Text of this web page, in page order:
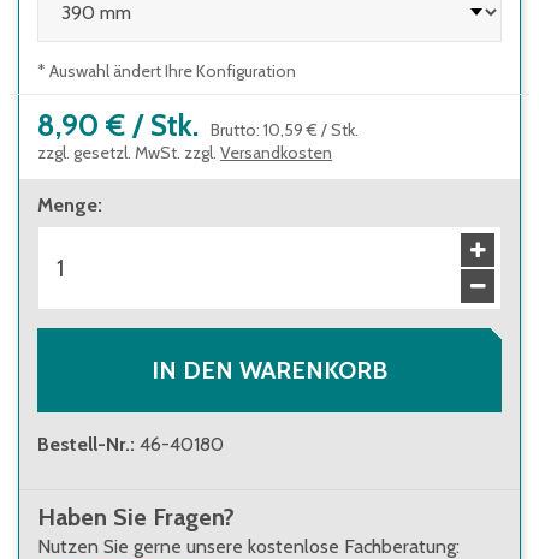
* Auswahl ändert Ihre Konfiguration
8,90 € / Stk. Brutto: 10,59 € /Stk.
zzgl. gesetzl. MwSt. zzgl. Versandkosten
Menge:
IN DEN WARENKORB
Bestell-Nr.: 46-40180
Haben Sie Fragen?
Nutzen Sie gerne unsere kostenlose Fachberatung: